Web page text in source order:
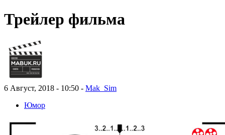
Трейлер фильма
6 Август, 2018 - 10:50 - Mak_Sim
Юмор